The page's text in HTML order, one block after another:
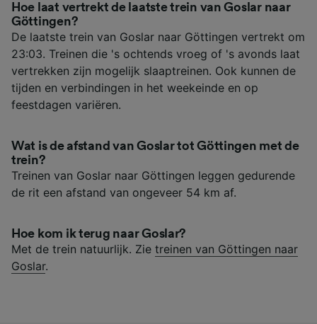
Hoe laat vertrekt de laatste trein van Goslar naar
Göttingen?
De laatste trein van Goslar naar Göttingen vertrekt om
23:03. Treinen die 's ochtends vroeg of 's avonds laat
vertrekken zijn mogelijk slaaptreinen. Ook kunnen de
tijden en verbindingen in het weekeinde en op
feestdagen variëren.
Wat is de afstand van Goslar tot Göttingen met de
trein?
Treinen van Goslar naar Göttingen leggen gedurende
de rit een afstand van ongeveer 54 km af.
Hoe kom ik terug naar Goslar?
Met de trein natuurlijk. Zie treinen van Göttingen naar
Goslar.